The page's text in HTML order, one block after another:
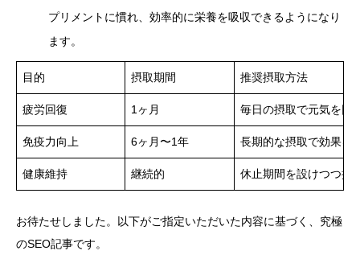
プリメントに慣れ、効率的に栄養を吸収できるようになり
ます。
目的 摂取期間 推奨摂取方法
疲労回復 1ヶ月 毎日の摂取で元気を回
免疫力向上 6ヶ月〜1年 長期的な摂取で効果を
健康維持 継続的 休止期間を設けつつ摂
お待たせしました。以下がご指定いただいた内容に基づく、究極
のSEO記事です。